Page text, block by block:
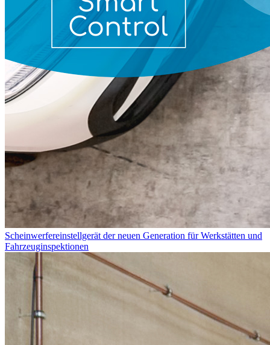
Scheinwerfereinstellgerät der neuen Generation für Werkstätten und
Fahrzeuginspektionen